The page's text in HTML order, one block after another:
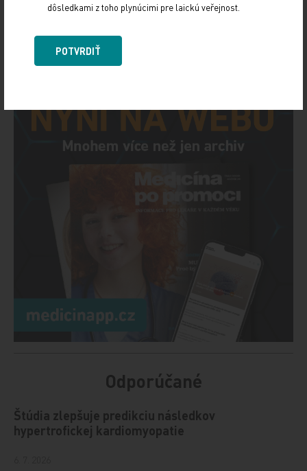
Odporúčané
Štúdia zlepšuje predikciu následkov
hypertrofickej kardiomyopatie
dôsledkami z toho plynúcimi pre laickú veřejnost.
POTVRDIŤ